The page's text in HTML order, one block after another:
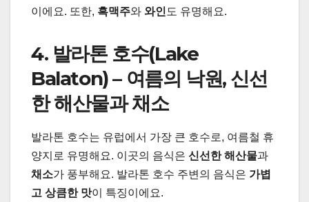
이에요. 또한, 흑맥주와 와인 도 유명해요.
4. 발라톤 호수(Lake
Balaton) – 여름의 낙원, 신선
한 해산물과 채소
발라톤 호수는 유럽에서 가장 큰 호수로, 여름철 휴
양지로 유명해요. 이곳의 음식은 신선한 해산물과
채소가 풍부해요. 발라톤 호수 주변의 음식은 가볍
고 상큼한 맛이 특징이에요.